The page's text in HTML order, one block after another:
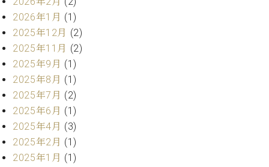
ベ
ヒ
シ
ュ
タ
イ
ン
コ
ン
サ
ー
ジ
オ
納
入
実
績
教
室
ト
コ
ン
ク
ー
ル
音
楽
室
ラ
ム
東
京
店
長
挨
拶
展
2026年1月 (1)
2025年12月 (2)
2025年11月 (2)
2025年9月 (1)
2025年8月 (1)
2025年7月 (2)
2025年6月 (1)
2025年4月 (3)
2025年2月 (1)
2025年1月 (1)